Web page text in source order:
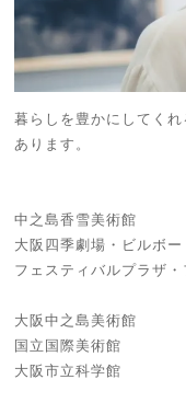
暮らしを豊かにしてく
あります。
中之島香雪美
大阪四季劇場・ビル
フェスティバルプラザ
徒歩5
大阪中之島美
国立国際美
大阪市立科